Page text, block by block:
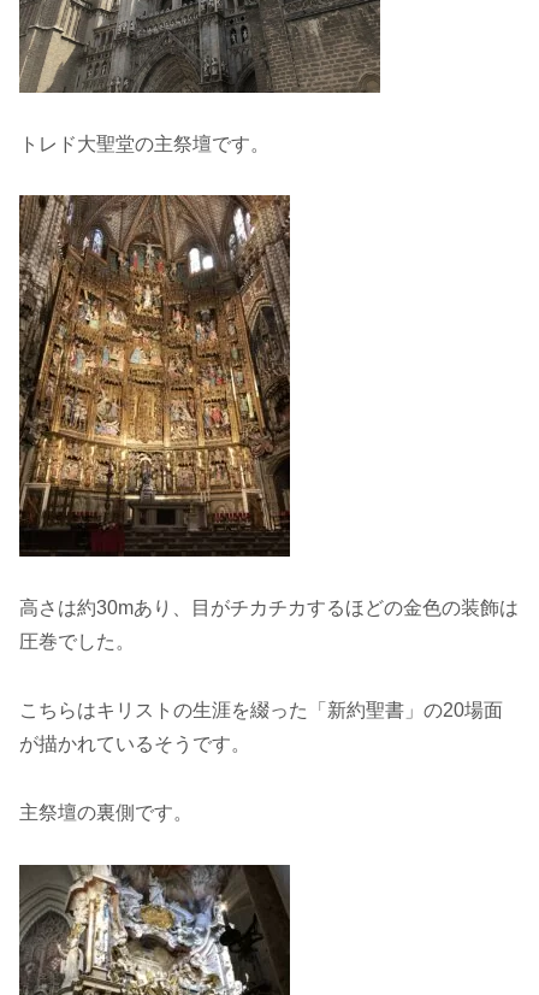
トレド大聖堂の主祭壇です。
高さは約30mあり、目がチカチカするほどの金色の装飾は
圧巻でした。
こちらはキリストの生涯を綴った「新約聖書」の20場面
が描かれているそうです。
主祭壇の裏側です。